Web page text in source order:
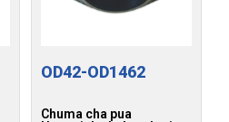
OD42-OD1462
Chuma cha pua